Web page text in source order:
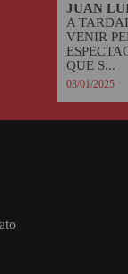
JUAN
A
VENIR
QUE S...
03/01/2025